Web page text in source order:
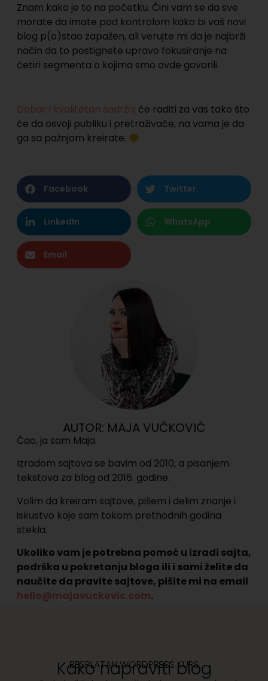
Znam kako je to na početku. Čini vam se da sve
morate da imate pod kontrolom kako bi vaš novi
blog p(o)stao zapažen, ali verujte mi da je najbrži
način da to postignete upravo fokusiranje na
četiri segmenta o kojima smo ovde govorili.
Dobar i kvalitetan sadržaj će raditi za vas tako što
će da osvoji publiku i pretraživače, na vama je da
ga sa pažnjom kreirate.
Facebook Twitter
LinkedIn WhatsApp
Email
AUTOR: MAJA VUČKOVIĆ
Ćao, ja sam Maja.
Izradom sajtova se bavim od 2010, a pisanjem
tekstova za blog od 2016. godine.
Volim da kreiram sajtove, pišem i delim znanje i
iskustvo koje sam tokom prethodnih godina
stekla.
Ukoliko vam je potrebna pomoć u izradi sajta,
podrška u pokretanju bloga ili i sami želite da
naučite da pravite sajtove, pišite mi na email
hello@majavuckovic.com.
BESPLATAN WORDPRESS KURS
Kako napraviti blog